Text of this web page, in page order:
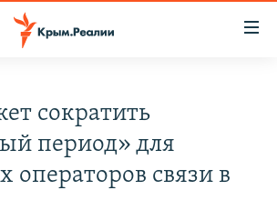
сократить
период» для
операторов связи в